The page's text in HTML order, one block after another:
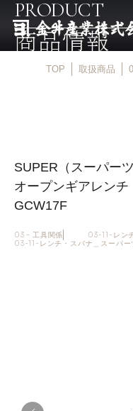
取扱メーカー
PRODUCT
商品情報
TOP 取扱商品
SUPER（スーパーツ
オープンギアレン
GCW17F
03 – 工具関係
03-11-レン
03-11-レンチ・スパナ＿スーパー